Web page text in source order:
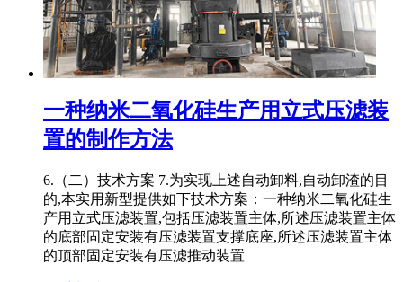
一种纳米二氧化硅生产用立式压滤装
置的制作方法
6.（二）技术方案 7.为实现上述自动卸料,自动卸渣的目
的,本实用新型提供如下技术方案：一种纳米二氧化硅生
产用立式压滤装置,包括压滤装置主体,所述压滤装置主体
的底部固定安装有压滤装置支撑底座,所述压滤装置主体
的顶部固定安装有压滤推动装置